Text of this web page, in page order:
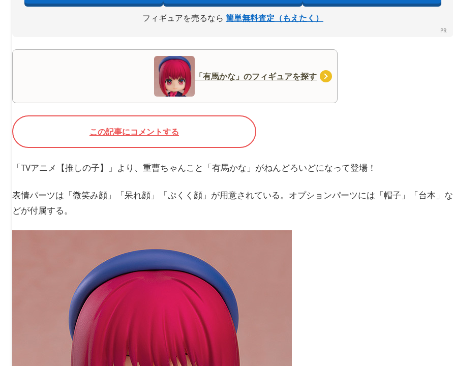
フィギュアを売るなら 簡単無料査定（もえたく）
「有馬かな」のフィギュアを探す
この記事にコメントする
「TVアニメ【推しの子】」より、重曹ちゃんこと「有馬かな」がねんどろいどになって登場！
表情パーツは「微笑み顔」「呆れ顔」「ぷくく顔」が用意されている。オプションパーツには「帽子」「台本」な
どが付属する。